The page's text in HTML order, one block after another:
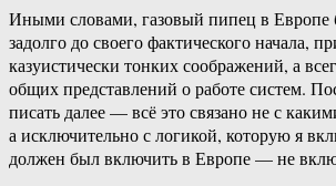
Иными словами, газовый пипец в Европе
задолго до своего фактического начала,
казуистически тонких соображений, а
общих представлений о работе систем.
писать далее — всё это связано не с
а исключительно с логикой, которую я
должен был включить в Европе — не